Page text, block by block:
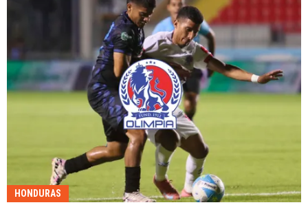
HONDURAS